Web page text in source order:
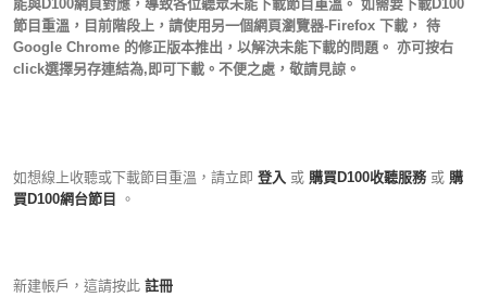
能與D100網頁對應，導致各位聽眾未能下載節目重溫。 如需要下載D100
節目重溫，目前階段上，請使用另一個網頁瀏覽器-Firefox 下載， 待
Google Chrome 的修正版本推出，以解決未能下載的問題。 亦可按右
click選擇另存連結為,即可下載。不便之處，敬請見諒。
如想線上收聽或下載節目重溫，請立即 登入 或 購買D100收聽服務 或 購
買D100網台節目
。
新建帳戶，這請按此 註冊